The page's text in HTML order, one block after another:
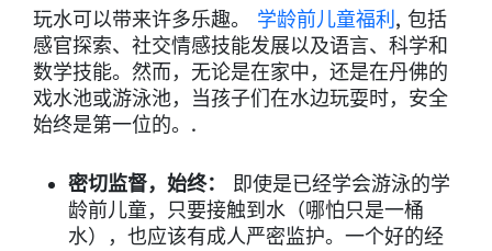
玩水可以带来许多乐趣。 学龄前儿童福利, 包括
感官探索、社交情感技能发展以及语言、科学和
数学技能。然而，无论是在家中，还是在丹佛的
戏水池或游泳池，当孩子们在水边玩耍时，安全
始终是第一位的。.
密切监督，始终：
即使是已经学会游泳的学
龄前儿童，只要接触到水（哪怕只是一桶
水），也应该有成人严密监护。一个好的经